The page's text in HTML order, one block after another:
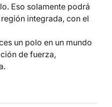
Eso solamente podrá
integrada, con el
un polo en un mundo
de fuerza,